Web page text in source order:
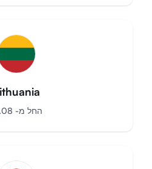
החל מ-$
2.55
החל מ- 1.08